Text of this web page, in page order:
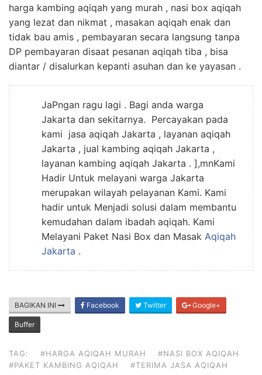
harga kambing aqiqah yang murah , nasi box aqiqah
yang lezat dan nikmat , masakan aqiqah enak dan
tidak bau amis , pembayaran secara langsung tanpa
DP pembayaran disaat pesanan aqiqah tiba , bisa
diantar / disalurkan kepanti asuhan dan ke yayasan .
JaPngan ragu lagi . Bagi anda warga
Jakarta dan sekitarnya. Percayakan pada
kami jasa aqiqah Jakarta , layanan aqiqah
Jakarta , jual kambing aqiqah Jakarta ,
layanan kambing aqiqah Jakarta . ],mnKami
Hadir Untuk melayani warga Jakarta
merupakan wilayah pelayanan Kami. Kami
hadir untuk Menjadi solusi dalam membantu
kemudahan dalam ibadah aqiqah. Kami
Melayani Paket Nasi Box dan Masak Aqiqah
Jakarta .
BAGIKAN INI Facebook Twitter Google+
Buffer
TAG: #HARGA AQIQAH MURAH
#NASI BOX AQIQAH
#PAKET KAMBING AQIQAH
#TERIMA JASA AQIQAH